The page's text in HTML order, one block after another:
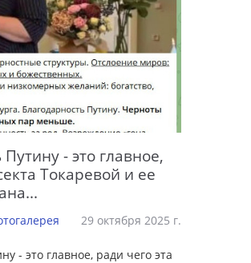
- это главное,
Токаревой и ее
29 октября 2025 г.
- это главное, ради чего эта